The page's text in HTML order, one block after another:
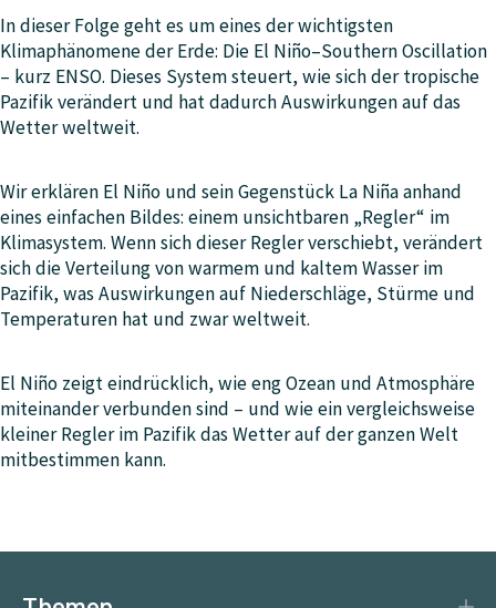
In dieser Folge geht es um eines der wichtigsten
Klimaphänomene der Erde: Die El Niño–Southern Oscillation
– kurz ENSO. Dieses System steuert, wie sich der tropische
Pazifik verändert und hat dadurch Auswirkungen auf das
Wetter weltweit.
Wir erklären El Niño und sein Gegenstück La Niña anhand
eines einfachen Bildes: einem unsichtbaren „Regler“ im
Klimasystem. Wenn sich dieser Regler verschiebt, verändert
sich die Verteilung von warmem und kaltem Wasser im
Pazifik, was Auswirkungen auf Niederschläge, Stürme und
Temperaturen hat und zwar weltweit.
El Niño zeigt eindrücklich, wie eng Ozean und Atmosphäre
miteinander verbunden sind – und wie ein vergleichsweise
kleiner Regler im Pazifik das Wetter auf der ganzen Welt
mitbestimmen kann.